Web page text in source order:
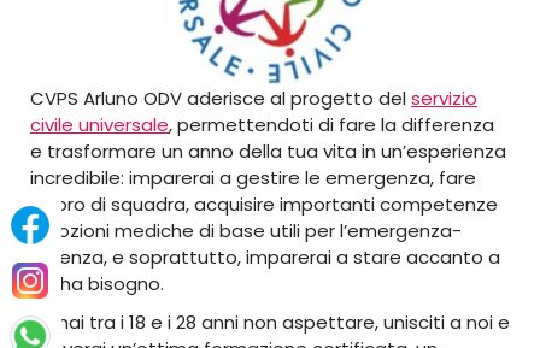
CVPS Arluno ODV aderisce al progetto delservizio
civile universale, permettendoti di fare la differenza
e trasformare un anno della tua vita in un’esperienza
incredibile: imparerai a gestire le emergenza, fare
lavoro di squadra, acquisire importanti competenze
e nozioni mediche di base utili per l’emergenza-
urgenza, e soprattutto, imparerai a stare accanto a
chi ha bisogno.
Se hai tra i 18 e i 28 anni non aspettare, unisciti a noi e